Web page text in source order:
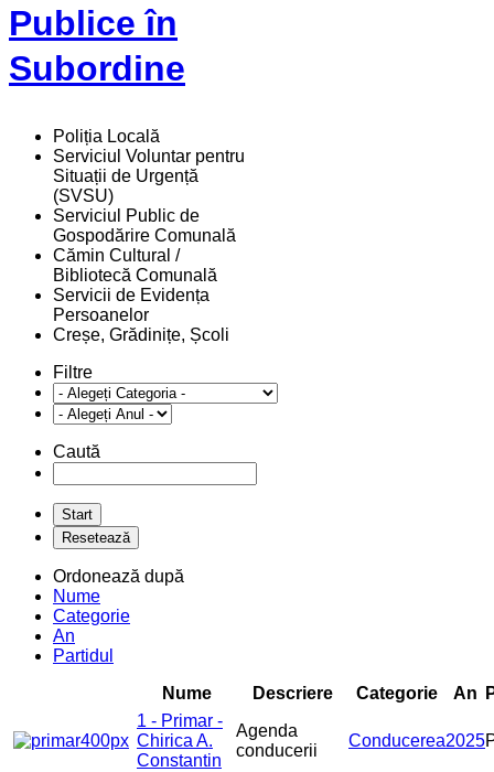
Publice în
Subordine
Poliția Locală
Serviciul Voluntar pentru
Situații de Urgență
(SVSU)
Serviciul Public de
Gospodărire Comunală
Cămin Cultural /
Bibliotecă Comunală
Servicii de Evidența
Persoanelor
Creșe, Grădinițe, Școli
Filtre
Caută
Ordonează după
Nume
Categorie
An
Partidul
Nume
Descriere Categorie An
1 - Primar -
Chirica A.
Constantin
Agenda
conducerii
Conducerea2025